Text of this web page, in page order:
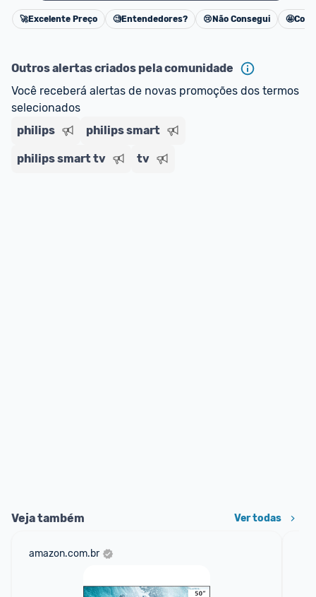
Cancelar
🚀Excelente Preço 🧐Entendedores? 😢 Não Consegui 🤩
Outros alertas criados pela comunidade
Você receberá alertas de novas promoções dos termos
selecionados
philips
philips smart
philips smart tv tv
Veja também Ver todas
amazon.com.br